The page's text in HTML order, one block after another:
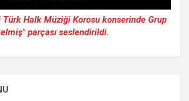
Türk Halk Müziği Korosu konserinde Grup
parçası seslendirildi.